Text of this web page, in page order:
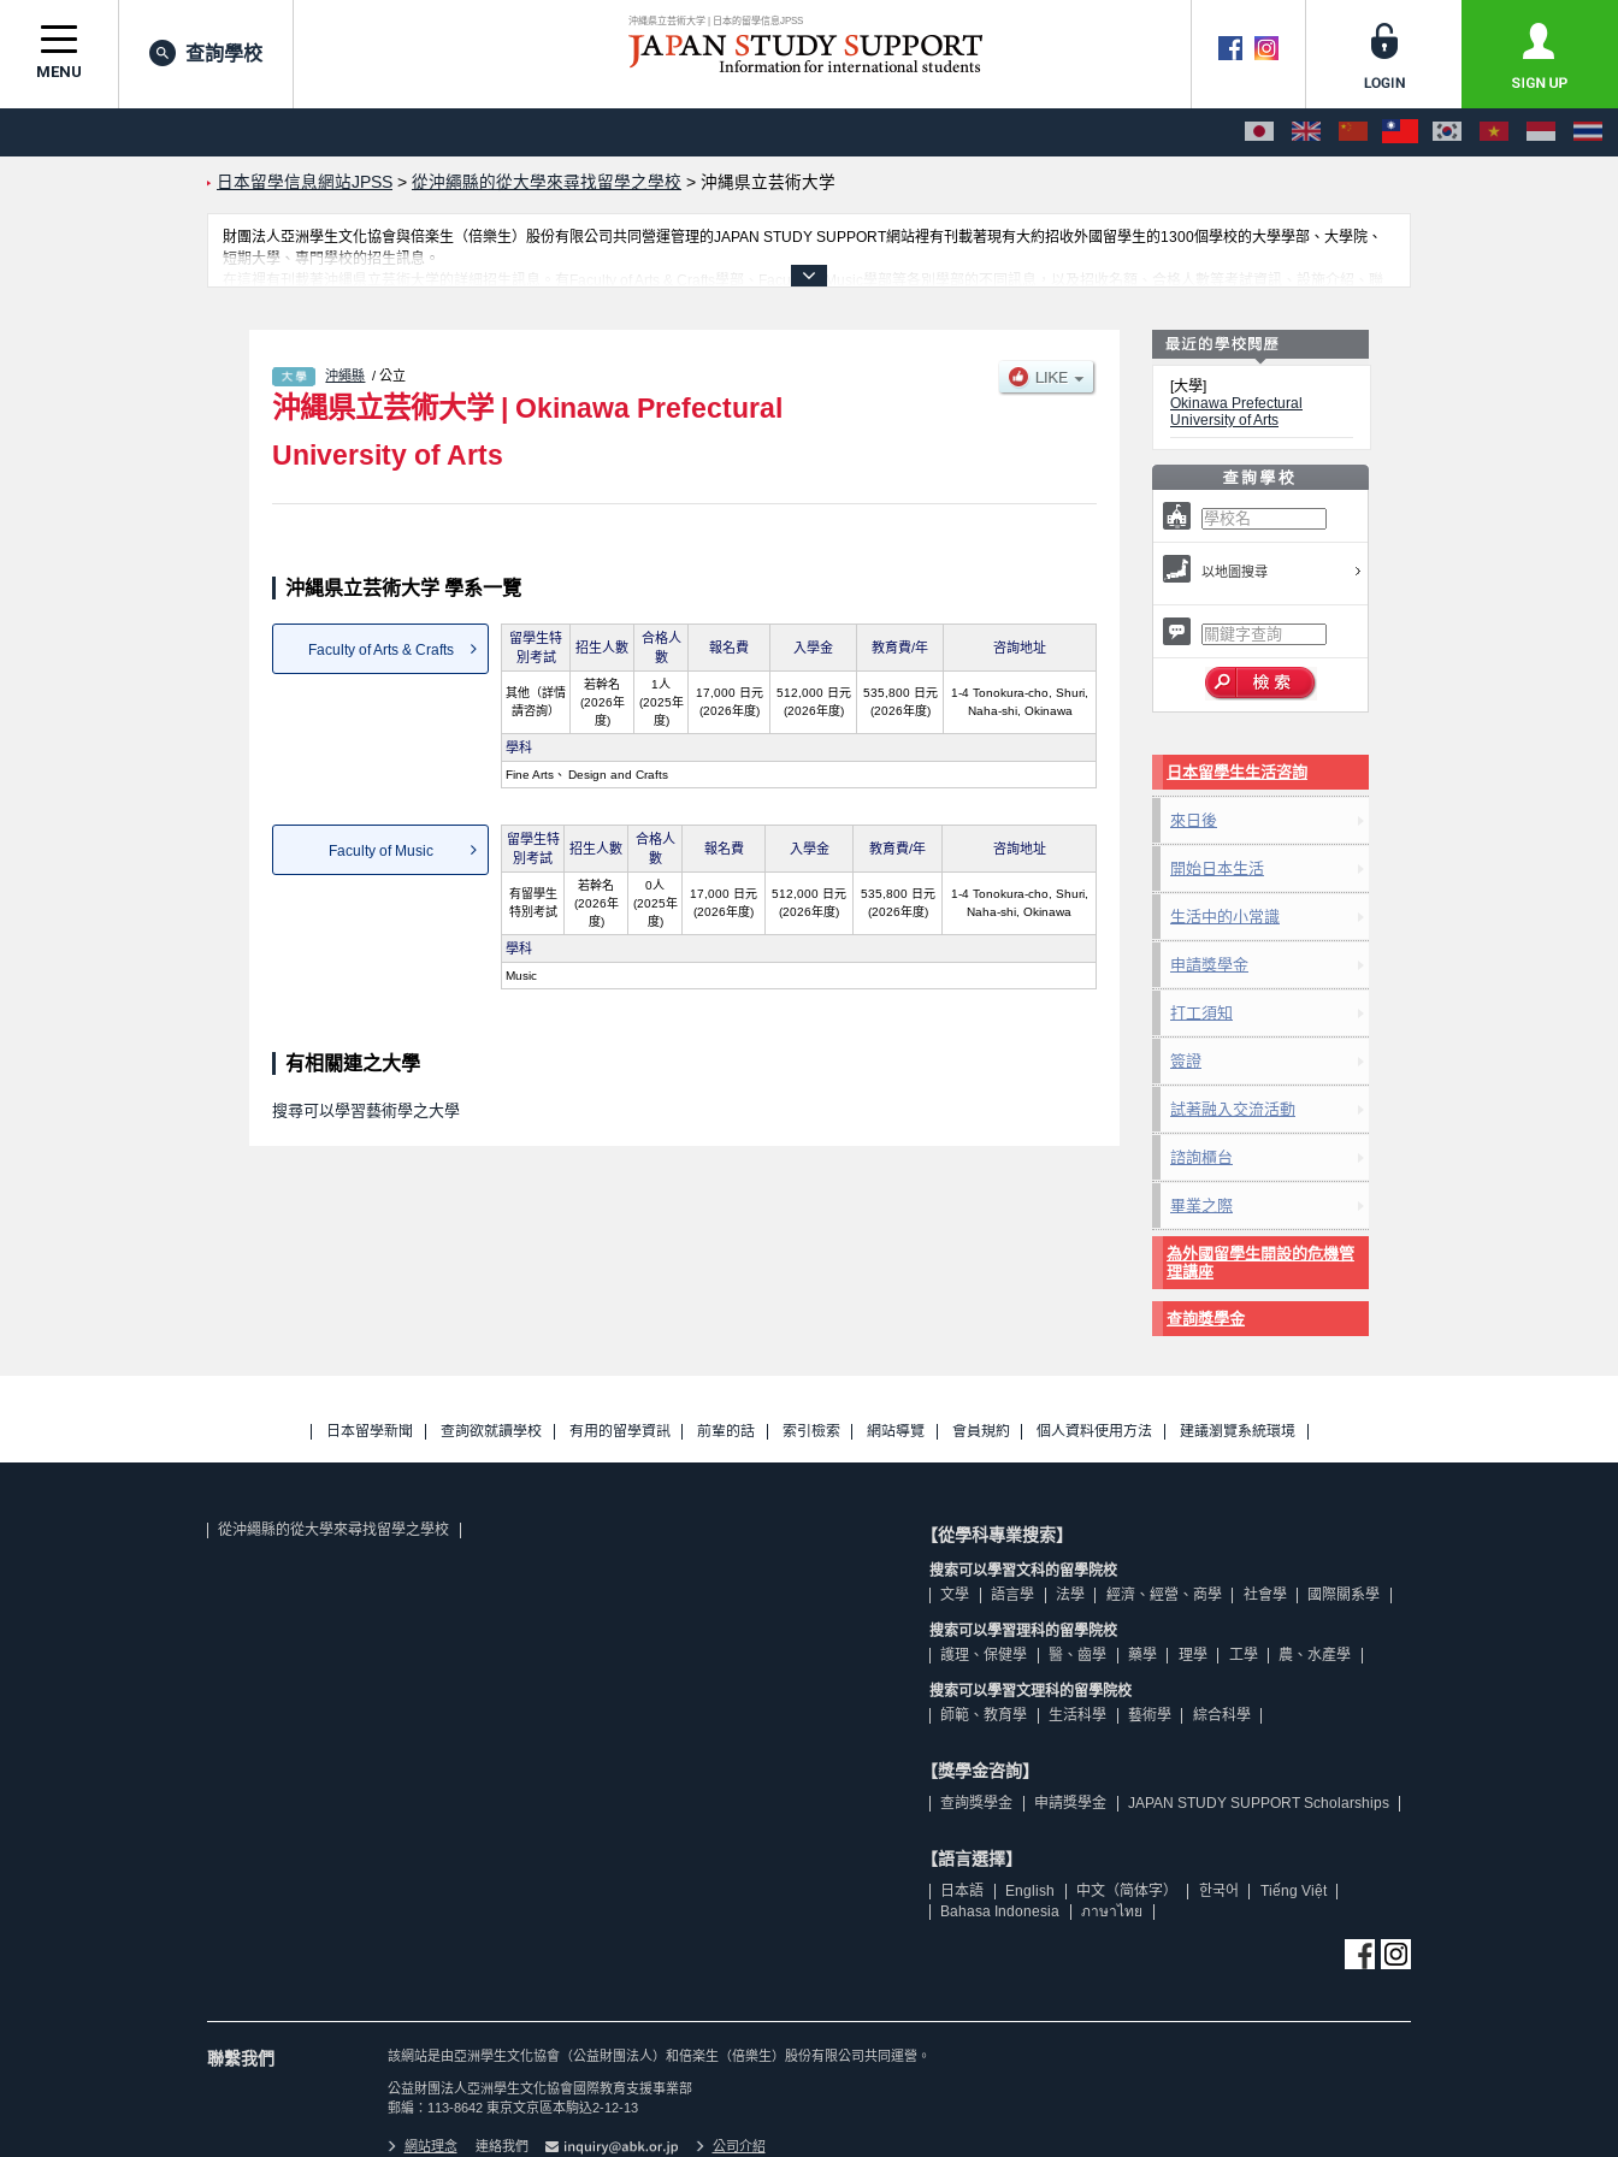
沖縄県立芸術大学 | 日本的留學信息JPSS
MENU
查詢學校
日本留學信息網站JPSS > 從沖繩縣的從大學來尋找留學之學校 > 沖縄県立芸術大学
財團法人亞洲學生文化協會與倍楽生（倍樂生）股份有限公司共同營運管理的JAPAN STUDY SUPPORT網站裡有刊載著現有大約招收外國留學生的1300個學校的大學學部、大學院、
短期大學、專門學校的招生訊息。
在這裡有刊載著沖縄県立芸術大学的詳細招生訊息。有Faculty of Arts & Crafts學部、Faculty of Music學部等各別學部的不同訊息，以及招收名額、合格人數等考試資訊、設施介紹、聯
沖繩縣 / 公立
沖縄県立芸術大学 | Okinawa Prefectural
University of Arts
沖縄県立芸術大学 學系一覽
Faculty of Arts & Crafts
留學生特
別考試
招生人數
合格人
數
報名費 入學金 教育費/年 咨詢地址
其他（詳情
請咨詢）
若幹名
(2026年
度)
1人
(2025年
度)
17,000 日元
(2026年度)
512,000 日元
(2026年度)
535,800 日元
(2026年度)
1-4 Tonokura-cho, Shuri,
Naha-shi, Okinawa
學科
Fine Arts Design and Crafts
Faculty of Music
留學生特
別考試
招生人數
合格人
數
報名費 入學金 教育費/年 咨詢地址
有留學生
特別考試
若幹名
(2026年
度)
0人
(2025年
度)
17,000 日元
(2026年度)
512,000 日元
(2026年度)
535,800 日元
(2026年度)
1-4 Tonokura-cho, Shuri,
Naha-shi, Okinawa
學科
Music
有相關連之大學
搜尋可以學習藝術學之大學
[大學]
Okinawa Prefectural
University of Arts
以地圖搜尋
日本留學生生活咨詢
來日後
開始日本生活
生活中的小常識
申請獎學金
打工須知
簽證
試著融入交流活動
諮詢櫃台
畢業之際
為外國留學生開設的危機管
理講座
查詢獎學金
日本留學新聞 查詢欲就讀學校 有用的留學資訊 前輩的話 索引檢索 網站導覽 會員規約 個人資料使用方法 建議瀏覽系統環境
從沖繩縣的從大學來尋找留學之學校 【從學科專業搜索】
搜索可以學習文科的留學院校
文學
語言學 法學 經濟、經營、商學 社會學 國際關系學
搜索可以學習理科的留學院校
護理、保健學
醫、齒學 藥學 理學 工學 農、水產學
搜索可以學習文理科的留學院校
師範、教育學
生活科學 藝術學 綜合科學
【獎學金咨詢】
查詢獎學金 申請獎學金 JAPAN STUDY SUPPORT Scholarships
【語言選擇】
日本語 English 中文（简体字） 한국어
Tiếng Việt
Bahasa Indonesia
ภาษาไทย
聯繫我們 該網站是由亞洲學生文化協會（公益財團法人）和倍楽生（倍樂生）股份有限公司共同運營。
公益財團法人亞洲學生文化協會國際教育支援事業部
郵編：113-8642 東京文京區本駒込2-12-13
網站理念 連絡我們 公司介紹